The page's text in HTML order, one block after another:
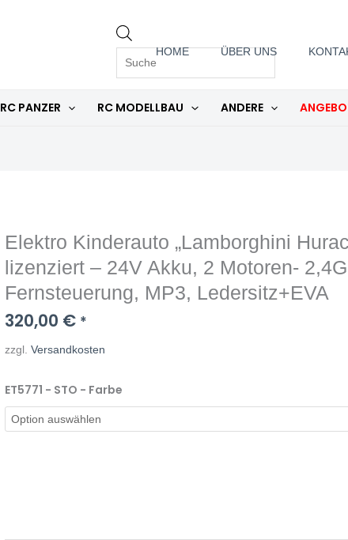
SEARCH
HOME ÜBER UNS
RC PANZER RC MODELLBAU ANDERE
Elektro Kinderauto „Lamborghini
lizenziert – 24V Akku, 2 Motoren-
Fernsteuerung, MP3, Ledersitz+EVA
320,00 € *
zzgl. Versandkosten
ET5771 - STO - Farbe
Elektro
Kinderauto
Huracan
STO
lizenziert
-
24V